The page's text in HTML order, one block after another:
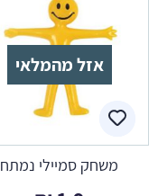
אזל מהמלאי
משחק סמיילי נמתח